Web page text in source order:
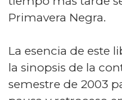
Primavera Negra.
La esencia de este
la sinopsis de la
semestre de 2003